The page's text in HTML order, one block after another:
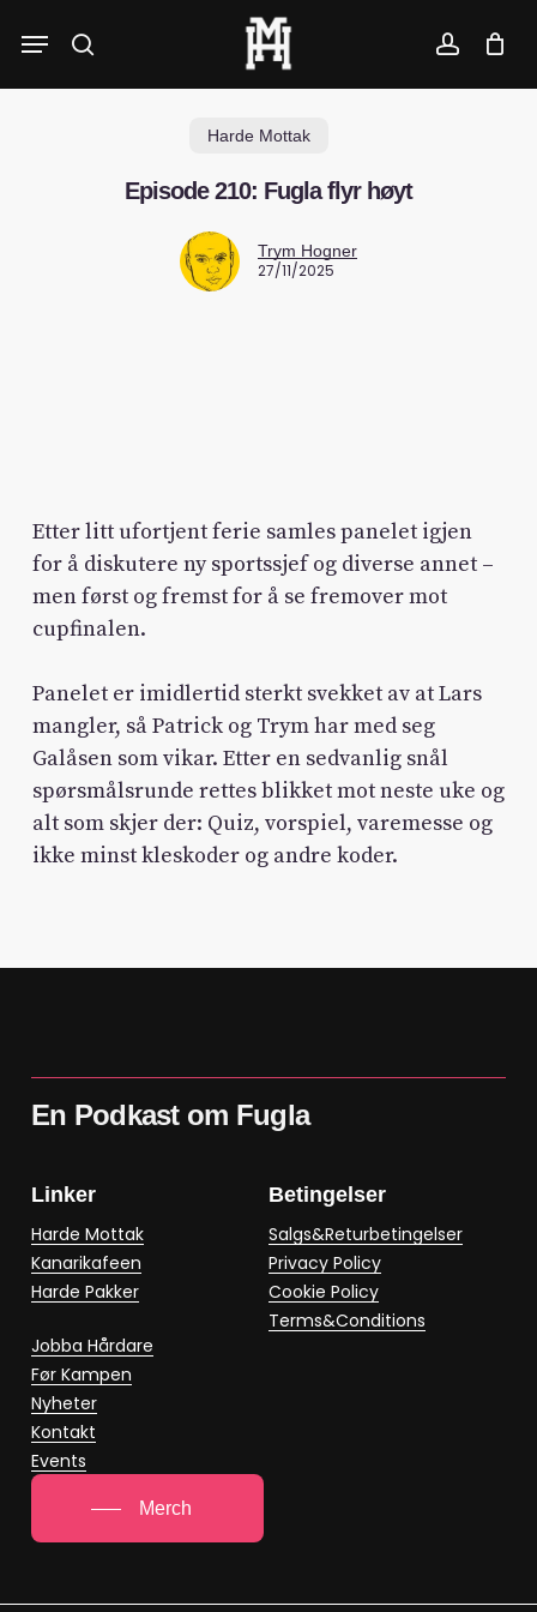
search account
Menu
Harde Mottak
Episode 210: Fugla flyr høyt
Trym Hogner
27/11/2025
Etter litt ufortjent ferie samles panelet igjen
for å diskutere ny sportssjef og diverse annet –
men først og fremst for å se fremover mot
cupfinalen.
Panelet er imidlertid sterkt svekket av at Lars
mangler, så Patrick og Trym har med seg
Galåsen som vikar. Etter en sedvanlig snål
spørsmålsrunde rettes blikket mot neste uke og
alt som skjer der: Quiz, vorspiel, varemesse og
ikke minst kleskoder og andre koder.
En Podkast om Fugla
Linker
Harde Mottak
Kanarikafeen
Harde Pakker
Jobba Hårdare
Før Kampen
Nyheter
Kontakt
Events
Betingelser
Salgs&Returbetingelser
Privacy Policy
Cookie Policy
Terms&Conditions
Merch